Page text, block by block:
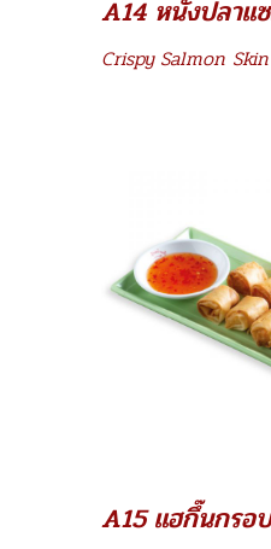
A14 หนังปลาแ
Crispy Salmon Skin
A15 แฮกึ๊นกรอบ